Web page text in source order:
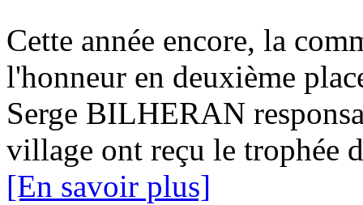
Cette année encore, la
l'honneur en deuxième
Serge BILHERAN
village ont reçu le trophée
[En savoir plus]